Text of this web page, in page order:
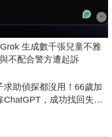
生成數千張兒童不雅
不配合警方遭起訴
求助偵探都沒用！66歲加
ChatGPT，成功找回失散